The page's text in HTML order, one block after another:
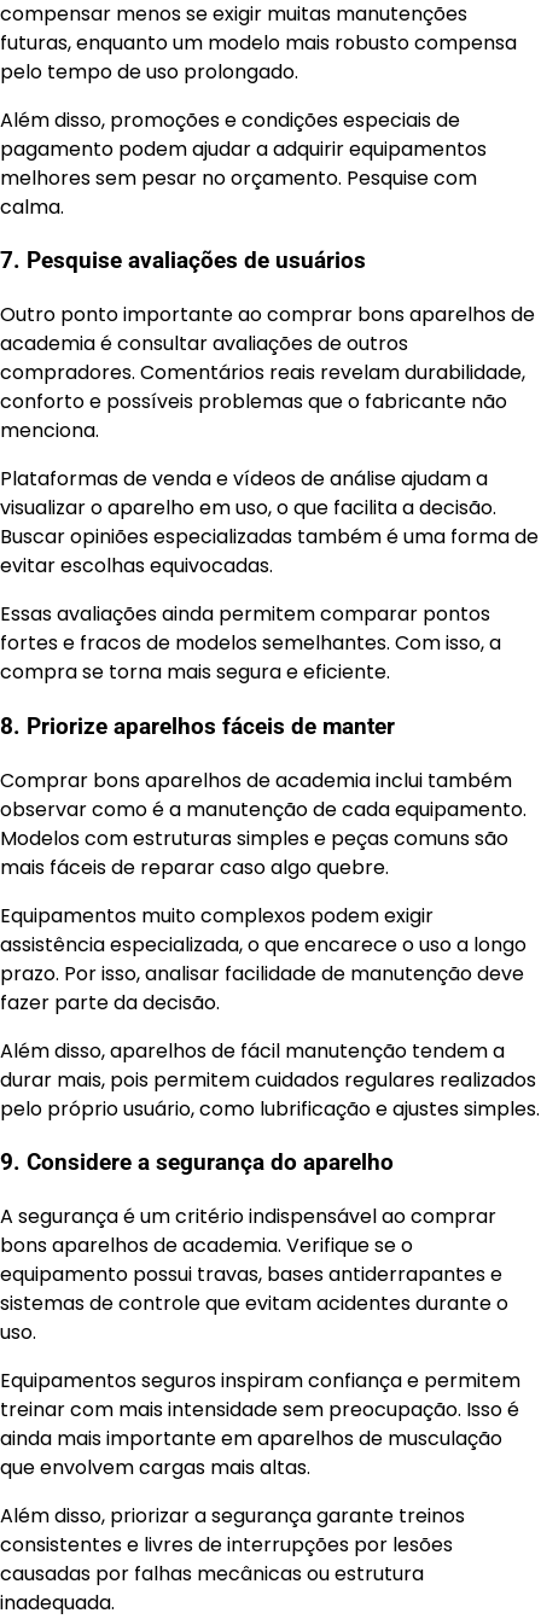
compensar menos se exigir muitas manutenções
futuras, enquanto um modelo mais robusto compensa
pelo tempo de uso prolongado.
Além disso, promoções e condições especiais de
pagamento podem ajudar a adquirir equipamentos
melhores sem pesar no orçamento. Pesquise com
calma.
7. Pesquise avaliações de usuários
Outro ponto importante ao comprar bons aparelhos de
academia é consultar avaliações de outros
compradores. Comentários reais revelam durabilidade,
conforto e possíveis problemas que o fabricante não
menciona.
Plataformas de venda e vídeos de análise ajudam a
visualizar o aparelho em uso, o que facilita a decisão.
Buscar opiniões especializadas também é uma forma de
evitar escolhas equivocadas.
Essas avaliações ainda permitem comparar pontos
fortes e fracos de modelos semelhantes. Com isso, a
compra se torna mais segura e eficiente.
8. Priorize aparelhos fáceis de manter
Comprar bons aparelhos de academia inclui também
observar como é a manutenção de cada equipamento.
Modelos com estruturas simples e peças comuns são
mais fáceis de reparar caso algo quebre.
Equipamentos muito complexos podem exigir
assistência especializada, o que encarece o uso a longo
prazo. Por isso, analisar facilidade de manutenção deve
fazer parte da decisão.
Além disso, aparelhos de fácil manutenção tendem a
durar mais, pois permitem cuidados regulares realizados
pelo próprio usuário, como lubrificação e ajustes simples.
9. Considere a segurança do aparelho
A segurança é um critério indispensável ao comprar
bons aparelhos de academia. Verifique se o
equipamento possui travas, bases antiderrapantes e
sistemas de controle que evitam acidentes durante o
uso.
Equipamentos seguros inspiram confiança e permitem
treinar com mais intensidade sem preocupação. Isso é
ainda mais importante em aparelhos de musculação
que envolvem cargas mais altas.
Além disso, priorizar a segurança garante treinos
consistentes e livres de interrupções por lesões
causadas por falhas mecânicas ou estrutura
inadequada.